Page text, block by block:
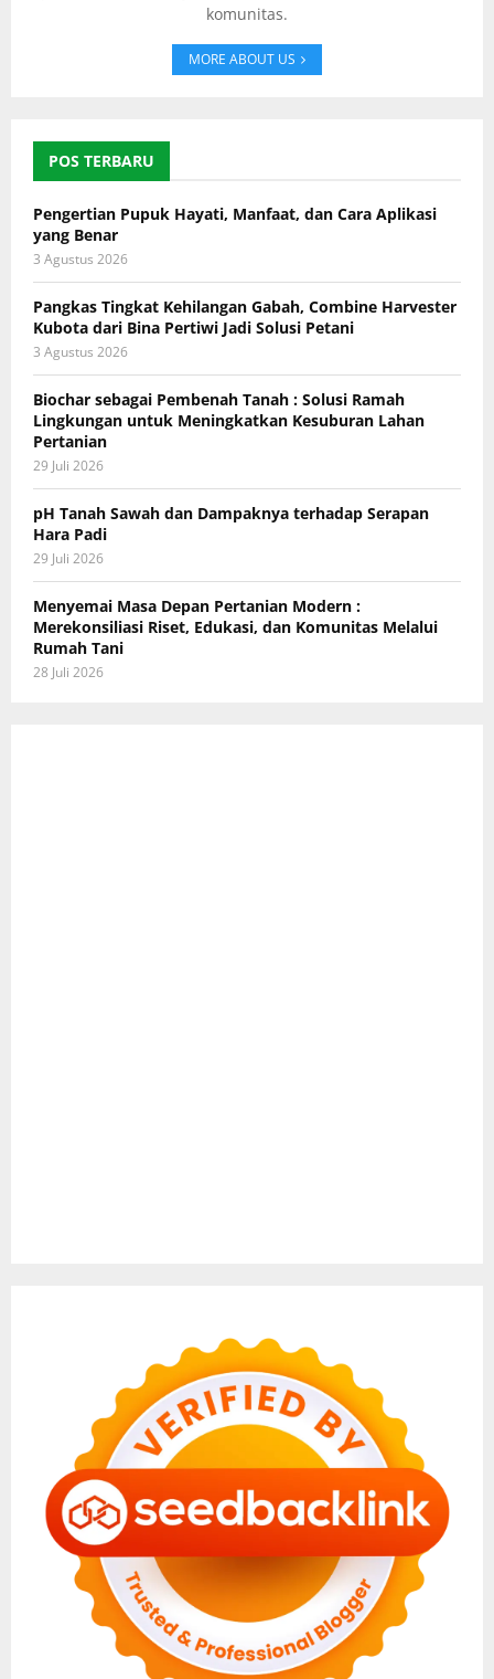
komunitas.
MORE ABOUT US
POS TERBARU
Pengertian Pupuk Hayati, Manfaat, dan Cara Aplikasi
yang Benar
3 Agustus 2026
Pangkas Tingkat Kehilangan Gabah, Combine Harvester
Kubota dari Bina Pertiwi Jadi Solusi Petani
3 Agustus 2026
Biochar sebagai Pembenah Tanah : Solusi Ramah
Lingkungan untuk Meningkatkan Kesuburan Lahan
Pertanian
29 Juli 2026
pH Tanah Sawah dan Dampaknya terhadap Serapan
Hara Padi
29 Juli 2026
Menyemai Masa Depan Pertanian Modern :
Merekonsiliasi Riset, Edukasi, dan Komunitas Melalui
Rumah Tani
28 Juli 2026